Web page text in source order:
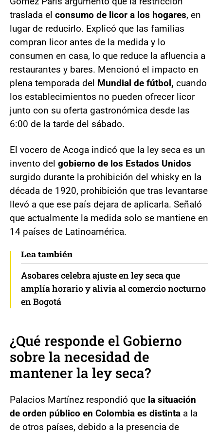
traslada el consumo de licor a los hogares, en
lugar de reducirlo. Explicó que las familias
compran licor antes de la medida y lo
consumen en casa, lo que reduce la afluencia a
restaurantes y bares. Mencionó el impacto en
plena temporada del Mundial de fútbol, cuando
los establecimientos no pueden ofrecer licor
junto con su oferta gastronómica desde las
6:00 de la tarde del sábado.
El vocero de Acoga indicó que la ley seca es un
invento del gobierno de los Estados Unidos
surgido durante la prohibición del whisky en la
década de 1920, prohibición que tras levantarse
llevó a que ese país dejara de aplicarla. Señaló
que actualmente la medida solo se mantiene en
14 países de Latinoamérica.
Lea también
Asobares celebra ajuste en ley seca que
amplía horario y alivia al comercio nocturno
en Bogotá
¿Qué responde el Gobierno
sobre la necesidad de
mantener la ley seca?
Palacios Martínez respondió que la situación
de orden público en Colombia es distinta a la
de otros países, debido a la presencia de